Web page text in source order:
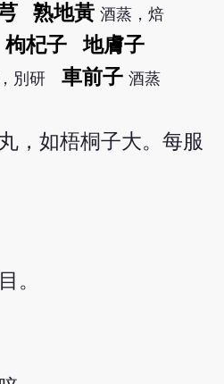
熟地黃 酒蒸，焙
枸杞子
地膚子
別研 車前子 酒蒸
，如梧桐子大。每服
。